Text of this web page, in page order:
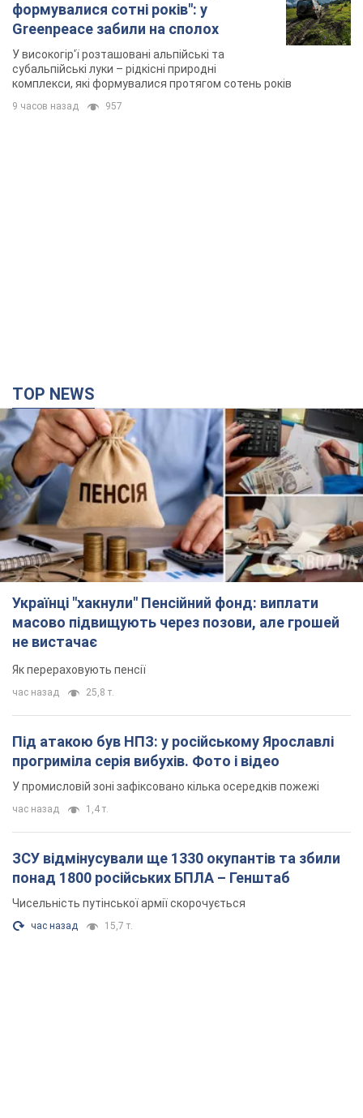
формувалися сотні років": у
Greenpeace забили на сполох
У високогір'ї розташовані альпійські та
субальпійські луки – рідкісні природні
комплекси, які формувалися протягом сотень років
9 часов назад 957
TOP NEWS
Українці "хакнули" Пенсійний фонд: виплати
масово підвищують через позови, але грошей
не вистачає
Як перераховують пенсії
час назад 25,8 т.
Під атакою був НПЗ: у російському Ярославлі
прогриміла серія вибухів. Фото і відео
У промисловій зоні зафіксовано кілька осередків пожежі
час назад 1,4 т.
ЗСУ відмінусували ще 1330 окупантів та збили
понад 1800 російських БПЛА – Генштаб
Чисельність путінської армії скорочується
час назад 15,7 т.